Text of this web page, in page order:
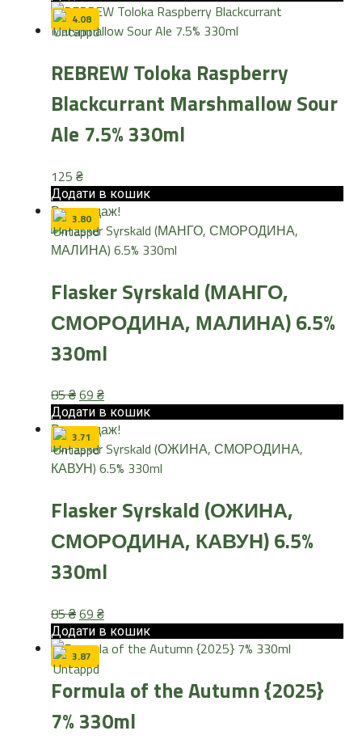
4.08
REBREW Toloka Raspberry
Blackcurrant Marshmallow Sour
Ale 7.5% 330ml
125 ₴
Додати в кошик
Розпродаж!
3.80
Flasker Syrskald (МАНГО,
СМОРОДИНА, МАЛИНА) 6.5%
330ml
85₴Оригінальна
ціна:
85 ₴.
69 ₴Поточна
ціна:
69 ₴.
Додати в кошик
Розпродаж!
3.71
Flasker Syrskald (ОЖИНА,
СМОРОДИНА, КАВУН) 6.5%
330ml
85₴Оригінальна
ціна:
85 ₴.
69 ₴Поточна
ціна:
69 ₴.
Додати в кошик
3.87
Formula of the Autumn {2025}
7% 330ml